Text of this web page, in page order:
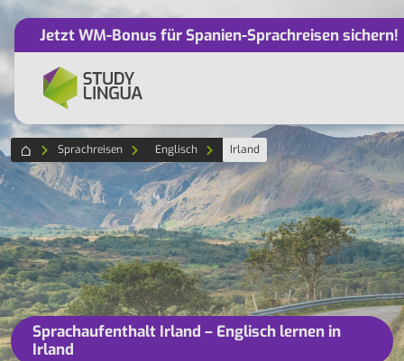
Jetzt WM-Bonus für Spanien-Sprachreisen sichern!
Sprachreisen Englisch Irland
Sprachaufenthalt Irland – Englisch lernen in
Irland